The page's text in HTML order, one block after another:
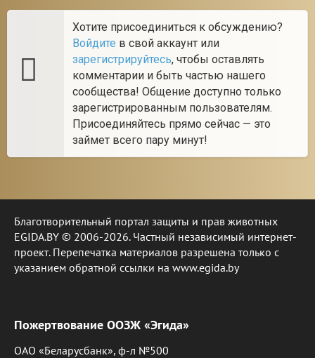
Хотите присоединиться к обсуждению?
Войдите в свой аккаунт или
зарегистрируйтесь, чтобы оставлять
комментарии и быть частью нашего
сообщества! Общение доступно только
зарегистрированным пользователям.
Присоединяйтесь прямо сейчас — это
займет всего пару минут!
Благотворительный портал защиты и прав животных
EGIDA.BY © 2006-2026. Частный независимый интернет-
проект. Перепечатка материалов разрешена только с
указанием обратной ссылки на www.egida.by
Пожертвование ООЗЖ «Эгида»
ОАО «Беларусбанк», ф-л №500